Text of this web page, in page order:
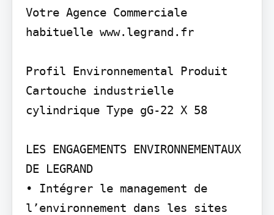
Votre Agence Commerciale
habituelle www.legrand.fr
Profil Environnemental Produit
Cartouche industrielle
cylindrique Type gG-22 X 58
LES ENGAGEMENTS ENVIRONNEMENTAUX
DE LEGRAND
• Intégrer le management de
l’environnement dans les sites